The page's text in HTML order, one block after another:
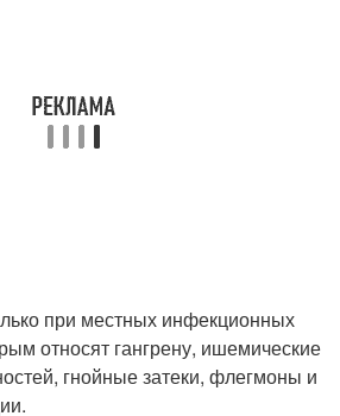
при местных инфекционных
относят гангрену, ишемические
гнойные затеки, флегмоны и